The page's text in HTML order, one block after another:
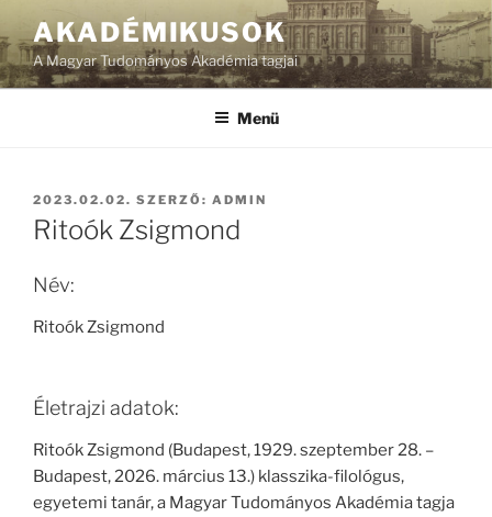
AKADÉMIKUSOK
A Magyar Tudományos Akadémia tagjai
Menü
BEKÜLDVE:
2023.02.02. SZERZŐ: ADMIN
Ritoók Zsigmond
Név:
Ritoók Zsigmond
Életrajzi adatok:
Ritoók Zsigmond (Budapest, 1929. szeptember 28. –
Budapest, 2026. március 13.) klasszika-filológus,
egyetemi tanár, a Magyar Tudományos Akadémia tagja